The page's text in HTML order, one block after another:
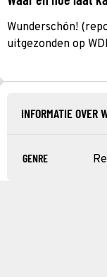
Wunderschön!
uitgezonden op
INFORMATIE OVER
GENRE